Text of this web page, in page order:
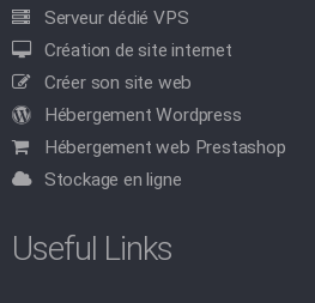
Serveur dédié VPS
Création de site internet
Créer son site web
Hébergement Wordpress
Hébergement web Prestashop
Stockage en ligne
Useful Links